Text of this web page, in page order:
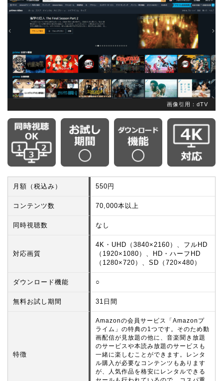
画像引用：dTV
月額（税込み） 550円
コンテンツ数 70,000本以上
同時視聴数 なし
対応画質
4K・UHD（3840×2160）、フルHD
（1920×1080）、HD・ハーフHD
（1280×720）、SD（720×480）
ダウンロード機能 ○
無料お試し期間 31日間
特徴
Amazonの会員サービス「Amazonプ
ライム」の特典の1つです。そのため動
画配信が見放題の他に、音楽聞き放題
のサービスや本読み放題のサービスも
一緒に楽しむことができます。レンタ
ル購入が必要なコンテンツもあります
が、人気作品を格安にレンタルできる